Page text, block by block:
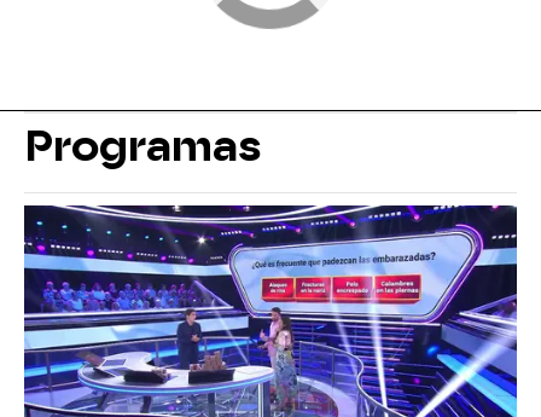
Programas